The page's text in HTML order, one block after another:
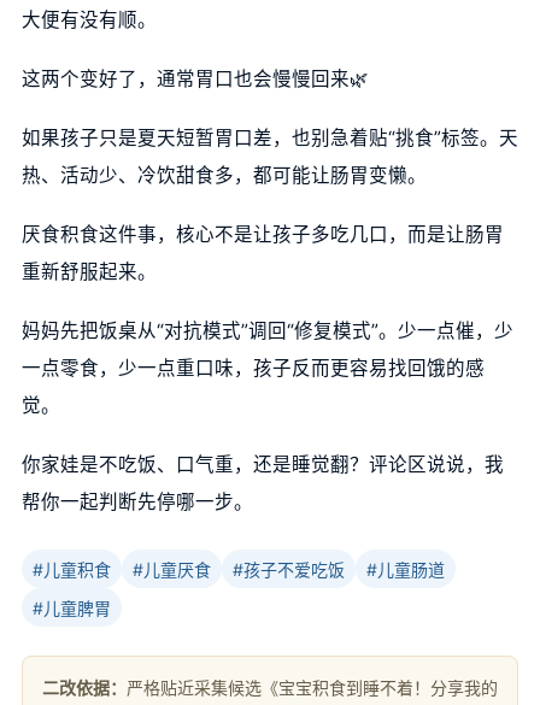
大便有没有顺。
这两个变好了，通常胃口也会慢慢回来🌿
如果孩子只是夏天短暂胃口差，也别急着贴“挑食”标签。天
热、活动少、冷饮甜食多，都可能让肠胃变懒。
厌食积食这件事，核心不是让孩子多吃几口，而是让肠胃
重新舒服起来。
妈妈先把饭桌从“对抗模式”调回“修复模式”。少一点催，少
一点零食，少一点重口味，孩子反而更容易找回饿的感
觉。
你家娃是不吃饭、口气重，还是睡觉翻？评论区说说，我
帮你一起判断先停哪一步。
#儿童积食 #儿童厌食 #孩子不爱吃饭
#儿童肠道
#儿童脾胃
二改依据： 严格贴近采集候选《宝宝积食到睡不着！分享我的